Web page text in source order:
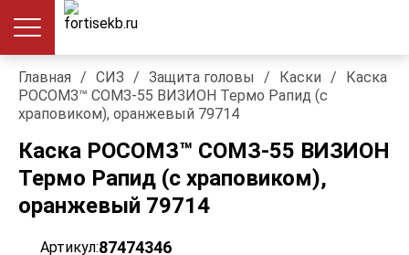
Главная / СИЗ / Защита головы / Каски /
Каска
РОСОМЗ™ СОМЗ-55 ВИЗИОН Термо Рапид (с
храповиком), оранжевый 79714
Каска РОСОМЗ™ СОМЗ-55 ВИЗИОН
Термо Рапид (с храповиком),
оранжевый 79714
Артикул:87474346